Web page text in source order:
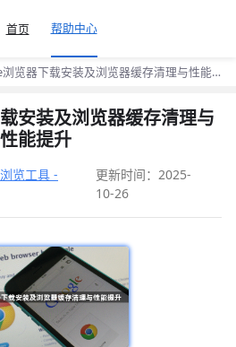
首页 帮助中心
览器下载安装及浏览器缓存清理与性能
安装及浏览器缓存清理与
性能提升
览工具 -
更新时间：2025-
10-26